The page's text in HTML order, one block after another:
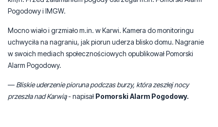
Pogodowy i IMGW.
Mocno wiało i grzmiało m.in. w Karwi. Kamera do monitoringu
uchwyciła na nagraniu, jak piorun uderza blisko domu. Nagranie
w swoich mediach społecznościowych opublikował Pomorski
Alarm Pogodowy.
— Bliskie uderzenie pioruna podczas burzy, która zeszłej nocy
przeszła nad Karwią- napisał Pomorski Alarm Pogodowy.